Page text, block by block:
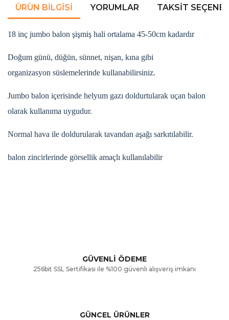
ÜRÜN BILGISI YORUMLAR TAKSIT
18 inç jumbo balon şişmiş hali ortalama 45-50cm kadardır
Doğum günü, düğün, sünnet, nişan, kına gibi
organizasyon süslemelerinde kullanabilirsiniz.
Jumbo balon içerisinde helyum gazı doldurtularak uçan balon
olarak kullanıma uygudur.
Normal hava ile doldurularak tavandan aşağı sarkıtılabilir.
balon zincirlerinde görsellik amaçlı kullanılabilir
Ürün resmi kalitesiz, bozuk veya görüntülenemiyor.
Ürün bilgilerinde hatalar bulunuyor.
GÜVENLİ ÖDEME
256bit SSL Sertifikası ile %100 güvenli alışveriş imkanı
GÜNCEL ÜRÜNLER